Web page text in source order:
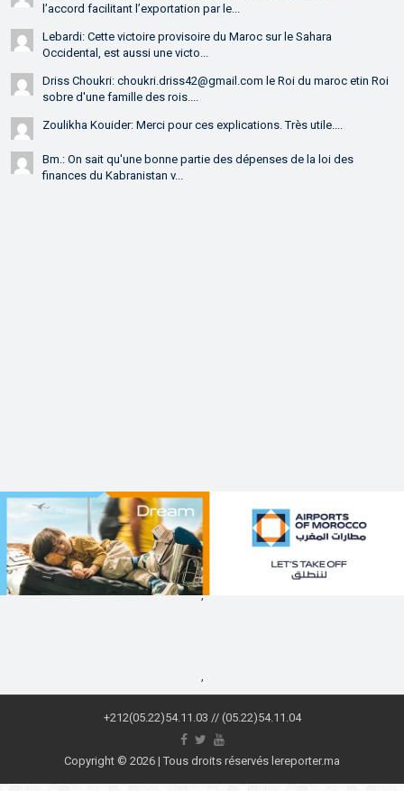
l’accord facilitant l’exportation par le...
Lebardi: Cette victoire provisoire du Maroc sur le Sahara
Occidental, est aussi une victo...
Driss Choukri: choukri.driss42@gmail.com le Roi du maroc etin Roi
sobre d'une famille des rois....
Zoulikha Kouider: Merci pour ces explications. Très utile....
Bm.: On sait qu'une bonne partie des dépenses de la loi des
finances du Kabranistan v...
,
,
+212(05.22)54.11.03 // (05.22)54.11.04
Copyright © 2026 | Tous droits réservés lereporter.ma